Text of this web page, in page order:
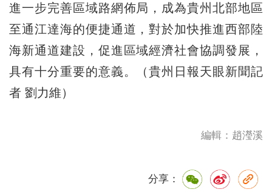
進一步完善區域路網佈局，成為貴州北部地區
至通江達海的便捷通道，對於加快推進西部陸
海新通道建設，促進區域經濟社會協調發展，
具有十分重要的意義。（貴州日報天眼新聞記
者 劉力維）
編輯：趙瀅溪
分享：